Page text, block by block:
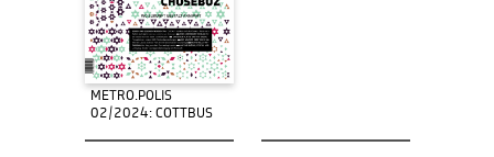
METRO.POLIS
02/2024: COTTBUS